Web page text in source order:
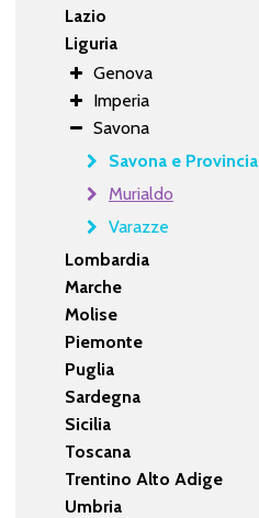
Lazio
Liguria
Genova
Imperia
Savona
Savona e Provincia
Murialdo
Varazze
Lombardia
Marche
Molise
Piemonte
Puglia
Sardegna
Sicilia
Toscana
Trentino Alto Adige
Umbria